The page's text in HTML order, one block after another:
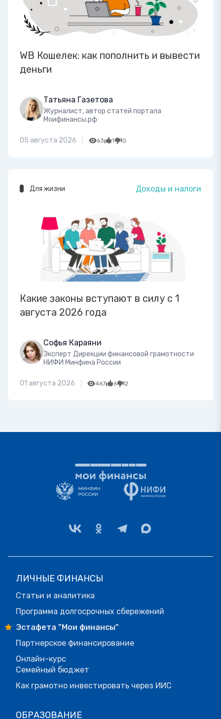
WB Кошелек: как пополнить и вывести
деньги
Татьяна Газетова
Журналист, автор статей портала
Моифинансы.рф
05 августа 2026 63 1 0
Для жизни Доходы и налоги
Какие законы вступают в силу с 1
августа 2026 года
Софья Караяни
Эксперт Дирекции финансовой грамотности
НИФИ Минфина России
01 августа 2026 467 6 2
ЛИЧНЫЕ ФИНАНСЫ
Статьи и аналитика
Программа долгосрочных сбережений
Эстафета "Мои финансы"
Партнерское финансирование
Онлайн-курс
Семейный бюджет
Как грамотно инвестировать через ИИС
ОБРАЗОВАНИЕ